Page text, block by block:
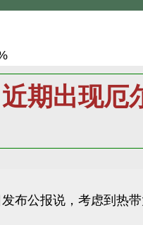
期出现厄
公报说，考虑到热